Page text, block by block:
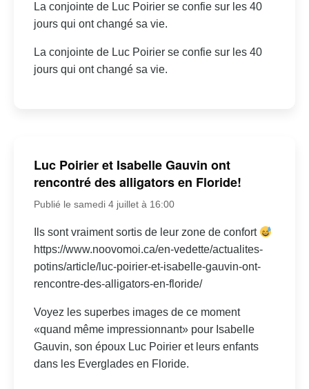
La conjointe de Luc Poirier se confie sur les 40
jours qui ont changé sa vie.
La conjointe de Luc Poirier se confie sur les 40
jours qui ont changé sa vie.
Luc Poirier et Isabelle Gauvin ont
rencontré des alligators en Floride!
Publié le samedi 4 juillet à 16:00
Ils sont vraiment sortis de leur zone de confort
https://www.noovomoi.ca/en-vedette/actualites-
potins/article/luc-poirier-et-isabelle-gauvin-ont-
rencontre-des-alligators-en-floride/
Voyez les superbes images de ce moment
«quand même impressionnant» pour Isabelle
Gauvin, son époux Luc Poirier et leurs enfants
dans les Everglades en Floride.